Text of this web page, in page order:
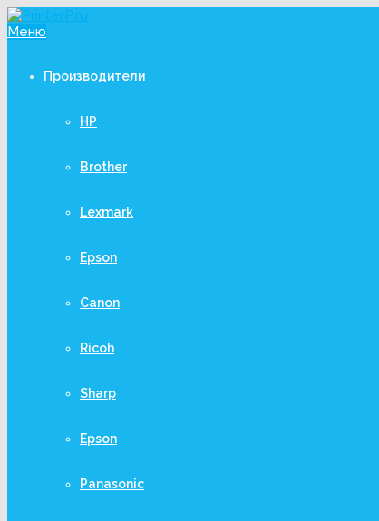
Меню
Производители
HP
Brother
Lexmark
Epson
Canon
Ricoh
Sharp
Epson
Panasonic